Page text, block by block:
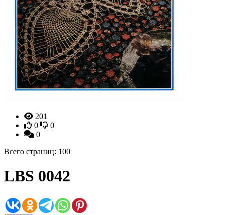
201
0
0
0
Всего страниц: 100
LBS 0042